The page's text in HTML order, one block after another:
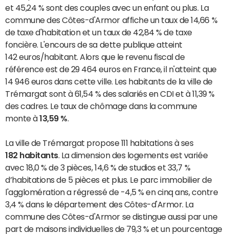
et 45,24 % sont des couples avec un enfant ou plus. La
commune des Côtes-d'Armor affiche un taux de 14,66 %
de taxe d'habitation et un taux de 42,84 % de taxe
foncière. L'encours de sa dette publique atteint
142 euros/habitant. Alors que le revenu fiscal de
référence est de 29 464 euros en France, il n'atteint que
14 946 euros dans cette ville. Les habitants de la ville de
Trémargat sont à 61,54 % des salariés en CDI et à 11,39 %
des cadres. Le taux de chômage dans la commune
monte à13,59 %
La ville de Trémargat propose 111 habitations à ses
182 habitants. La dimension des logements est variée
avec 18,0 % de 3 pièces, 14,6 % de studios et 33,7 %
d’habitations de 5 pièces et plus. Le parc immobilier de
l'agglomération a régressé de -4,5 % en cinq ans, contre
3,4 % dans le département des Côtes-d'Armor. La
commune des Côtes-d'Armor se distingue aussi par une
part de maisons individuelles de 79,3 % et un pourcentage